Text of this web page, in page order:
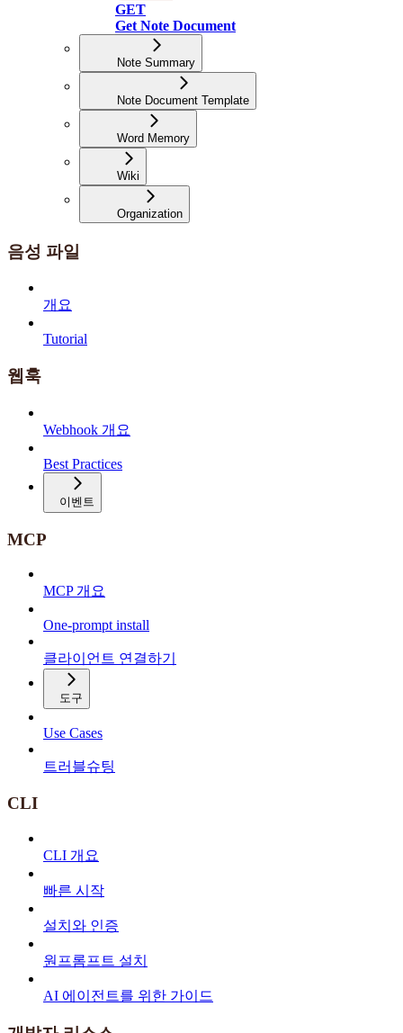
GET
Get Note Document
Note Summary
Note Document Template
Word Memory
Wiki
Organization
음성 파일
개요
Tutorial
웹훅
Webhook 개요
Best Practices
이벤트
MCP
MCP 개요
One-prompt install
클라이언트 연결하기
도구
Use Cases
트러블슈팅
CLI
CLI 개요
빠른 시작
설치와 인증
원프롬프트 설치
AI 에이전트를 위한 가이드